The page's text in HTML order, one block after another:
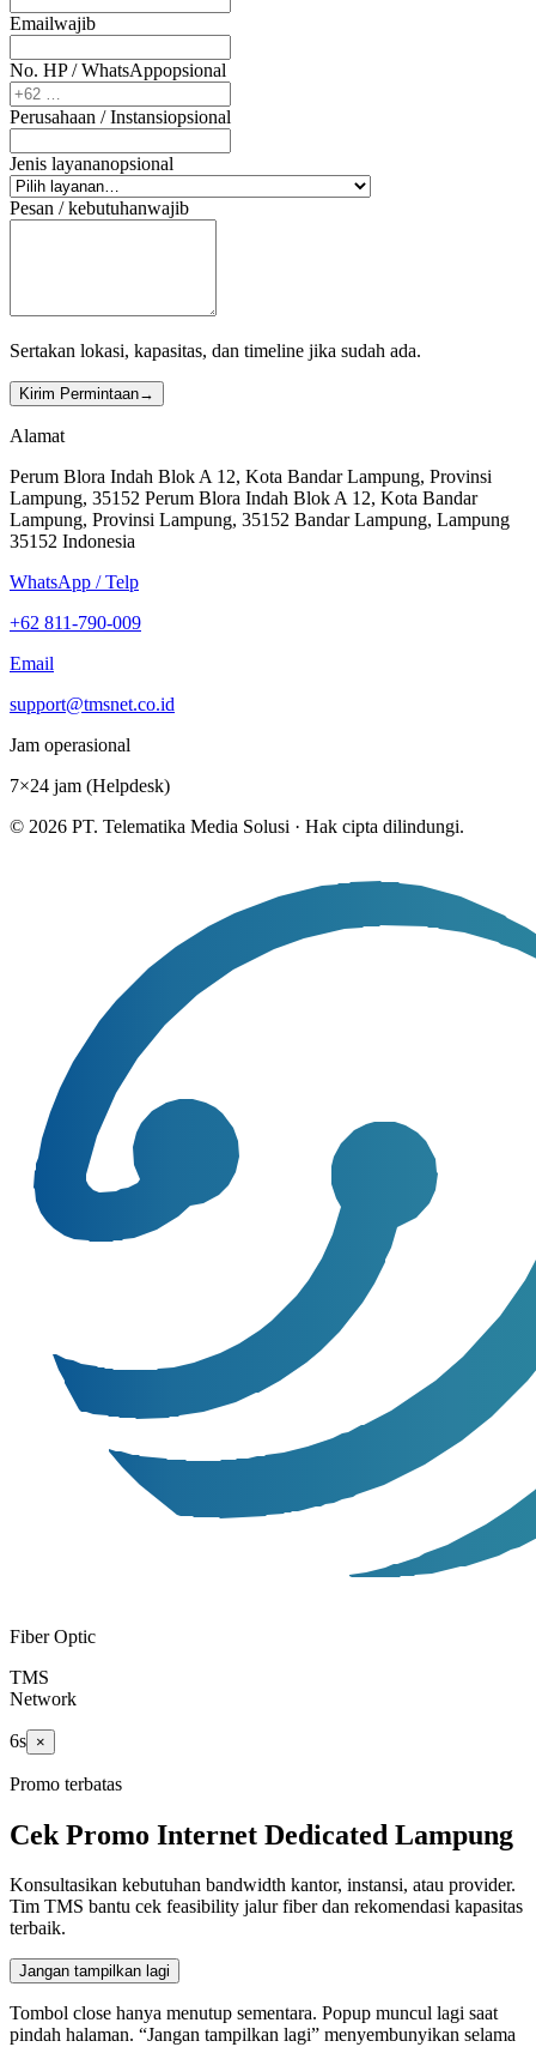
Emailwajib
No. HP / WhatsAppopsional
Perusahaan / Instansiopsional
Jenis layananopsional
Pesan / kebutuhanwajib
Sertakan lokasi, kapasitas, dan timeline jika sudah ada.
Kirim Permintaan→
Alamat
Perum Blora Indah Blok A 12, Kota Bandar Lampung, Provinsi
Lampung, 35152 Perum Blora Indah Blok A 12, Kota Bandar
Lampung, Provinsi Lampung, 35152 Bandar Lampung, Lampung
35152 Indonesia
WhatsApp / Telp
+62 811-790-009
Email
support@tmsnet.co.id
Jam operasional
7×24 jam (Helpdesk)
© 2026 PT. Telematika Media Solusi · Hak cipta dilindungi.
Fiber Optic
TMS
Network
5s ×
Promo terbatas
Cek Promo Internet Dedicated Lampung
Konsultasikan kebutuhan bandwidth kantor, instansi, atau provider.
Tim TMS bantu cek feasibility jalur fiber dan rekomendasi kapasitas
terbaik.
Jangan tampilkan lagi
Tombol close hanya menutup sementara. Popup muncul lagi saat
pindah halaman. “Jangan tampilkan lagi” menyembunyikan selama